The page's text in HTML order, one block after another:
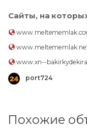
Сайты, на
www.xn--
port724
Похожие